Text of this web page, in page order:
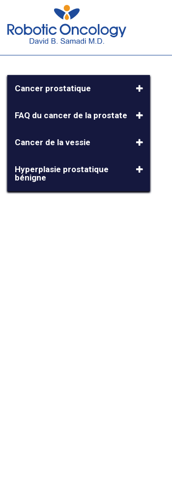
Cancer prostatique
FAQ du cancer de la prostate
Cancer de la vessie
Hyperplasie prostatique
bénigne